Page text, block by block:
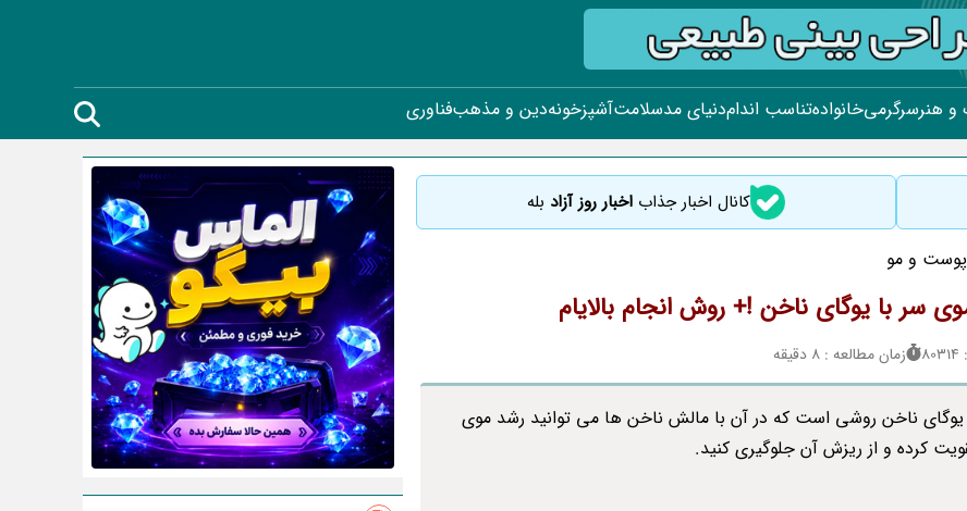
و هنرسرگرمیخانوادهتناسب اندامدنیای مدسلامتآشپزخونهدین و مذهبفناوری
کانال اخبار جذاب اخبار روز آزاد بله
پوست و مو
سر با یوگای ناخن !+ روش انجام بالایام
زمان مطالعه : 8 دقیقه
یوگای ناخن روشی است که در آن با مالش ناخن ها می توانید رشد موی
کرده و از ریزش آن جلوگیری کنید.